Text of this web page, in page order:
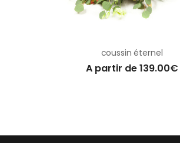
coussin éternel
A partir de 139.00€